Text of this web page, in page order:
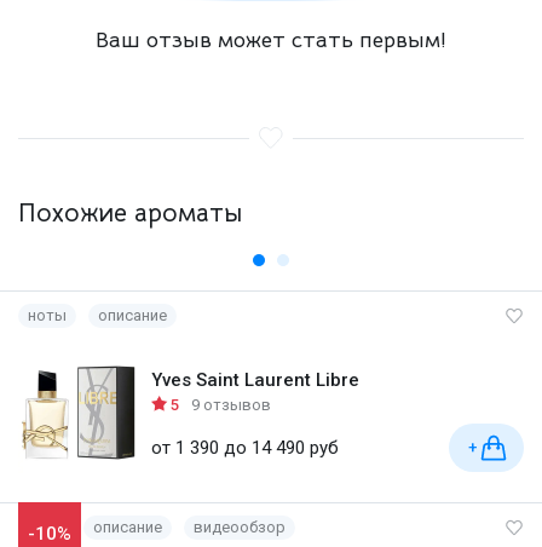
Ваш отзыв может стать первым!
Похожие ароматы
ноты описание
Yves Saint Laurent Libre
5 9 отзывов
от 1 390 до 14 490 руб +
-10% описание видеообзор